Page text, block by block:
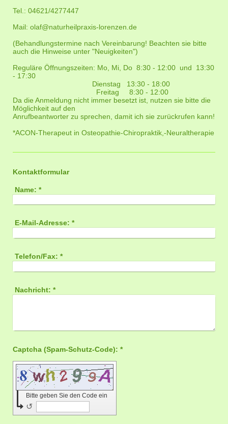
Tel.: 04621/4277447
Mail: olaf@naturheilpraxis-lorenzen.de
(Behandlungstermine nach Vereinbarung! Beachten sie bitte
auch die Hinweise unter "Neuigkeiten")
Reguläre Öffnungszeiten: Mo, Mi, Do 8:30 - 12:00 und 13:30
- 17:30
Dienstag 13:30 - 18:00
Freitag 8:30 - 12:00
Da die Anmeldung nicht immer besetzt ist, nutzen sie bitte die
Möglichkeit auf den
Anrufbeantworter zu sprechen, damit ich sie zurückrufen kann!
*ACON-Therapeut in Osteopathie-Chiropraktik,-Neuraltherapie
Kontaktformular
Name: *
E-Mail-Adresse: *
Telefon/Fax: *
Nachricht: *
Captcha (Spam-Schutz-Code): *
Bitte geben Sie den Code ein
↺